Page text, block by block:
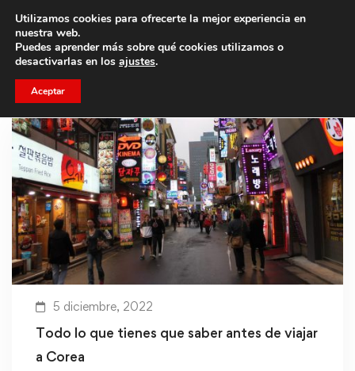
Trae a un amigo y llevaos un total de 75€ de descuento.
5 diciembre, 2022
Todo lo que tienes que saber antes de viajar
a Corea
Utilizamos cookies para ofrecerte la mejor experiencia en
nuestra web.
Puedes aprender más sobre qué cookies utilizamos o
desactivarlas en los ajustes.
Aceptar